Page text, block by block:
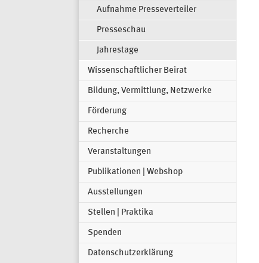
Aufnahme Presseverteiler
Presseschau
Jahrestage
Wissenschaftlicher Beirat
Bildung, Vermittlung, Netzwerke
Förderung
Recherche
Veranstaltungen
Publikationen | Webshop
Ausstellungen
Stellen | Praktika
Spenden
Datenschutzerklärung